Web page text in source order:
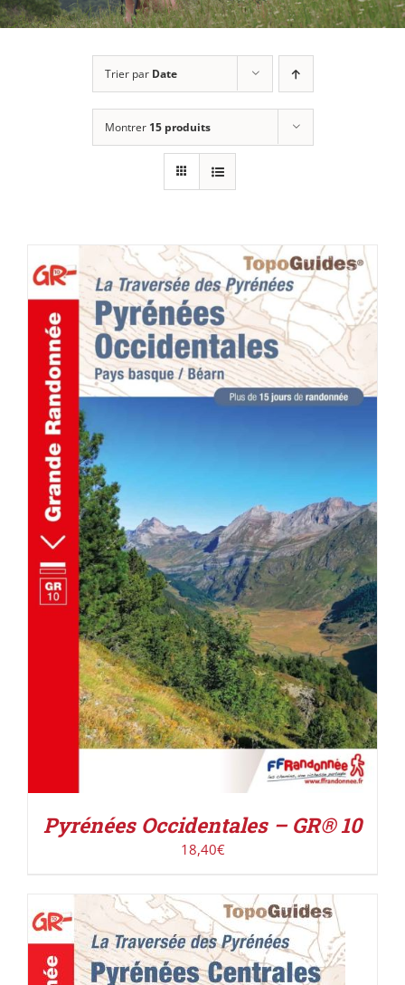
Trier par Date
Montrer 15 produits
ACHETER LE PRODUIT / DÉTAILS
Pyrénées Occidentales – GR® 10
18,40€